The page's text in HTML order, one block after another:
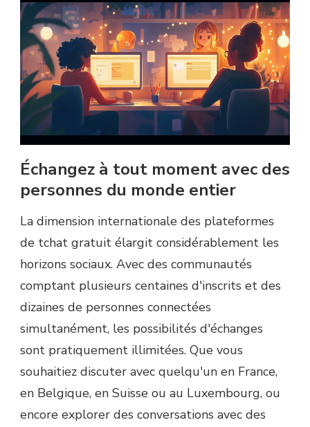
Échangez à tout moment avec des
personnes du monde entier
La dimension internationale des plateformes
de tchat gratuit élargit considérablement les
horizons sociaux. Avec des communautés
comptant plusieurs centaines d'inscrits et des
dizaines de personnes connectées
simultanément, les possibilités d'échanges
sont pratiquement illimitées. Que vous
souhaitiez discuter avec quelqu'un en France,
en Belgique, en Suisse ou au Luxembourg, ou
encore explorer des conversations avec des